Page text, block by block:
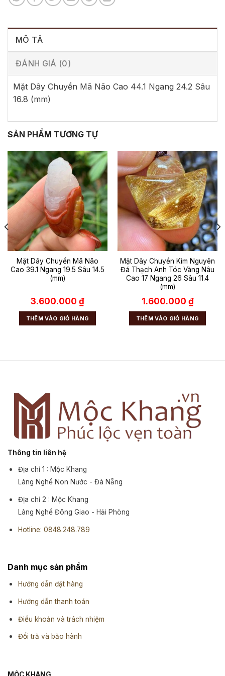
MÔ TẢ
ĐÁNH GIÁ (0)
Mặt Dây Chuyền Mã Não Cao 44.1 Ngang 24.2 Sâu
16.8 (mm)
SẢN PHẨM TƯƠNG TỰ
Mặt Dây Chuyền Mã Não
Cao 39.1 Ngang 19.5 Sâu 14.5
(mm)
3.600.000 ₫
THÊM VÀO GIỎ HÀNG
Mặt Dây Chuyền Kim Nguyên
Đá Thạch Anh Tóc Vàng Nâu
Cao 17 Ngang 26 Sâu 11.4
(mm)
1.600.000 ₫
THÊM VÀO GIỎ HÀNG
Thông tin liên hệ
Địa chỉ 1 : Mộc Khang
Làng Nghề Non Nước - Đà Nẵng
Địa chỉ 2 : Mộc Khang
Làng Nghề Đông Giao - Hải Phòng
Hotline: 0848.248.789
Danh mục sản phẩm
Hướng dẫn đặt hàng
Hướng dẫn thanh toán
Điều khoản và trách nhiệm
Đổi trả và bảo hành